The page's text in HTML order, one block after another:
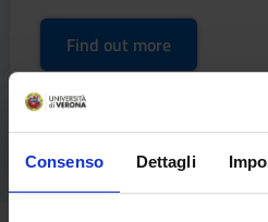
Consenso Dettagli
Find out more